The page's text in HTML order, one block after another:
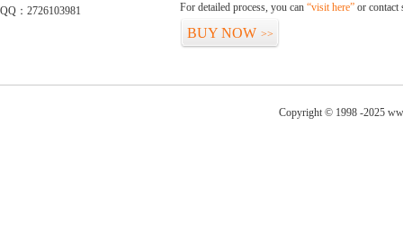
QQ：2726103981
For detailed process, you can “visit here” or contact
BUY NOW >>
Copyright © 1998 -2025